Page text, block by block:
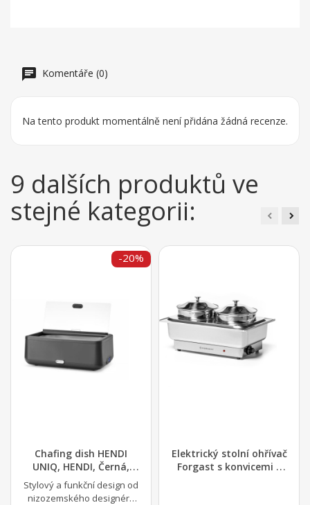
Komentáře (0)
Na tento produkt momentálně není přidána žádná recenze.
9 dalších produktů ve
stejné kategorii:
Chafing dish HENDI
UNIQ, HENDI, Černá,
220-240V/700W,...
Stylový a funkční design od
nizozemského designéra
-20%
Elektrický stolní ohřívač
Forgast s konvicemi |